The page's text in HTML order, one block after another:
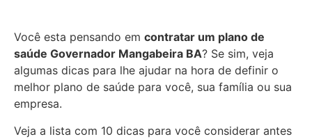
Você esta pensando em contratar um plano de
saúde Governador Mangabeira BA? Se sim, veja
algumas dicas para lhe ajudar na hora de definir o
melhor plano de saúde para você, sua família ou sua
empresa.
Veja a lista com 10 dicas para você considerar antes